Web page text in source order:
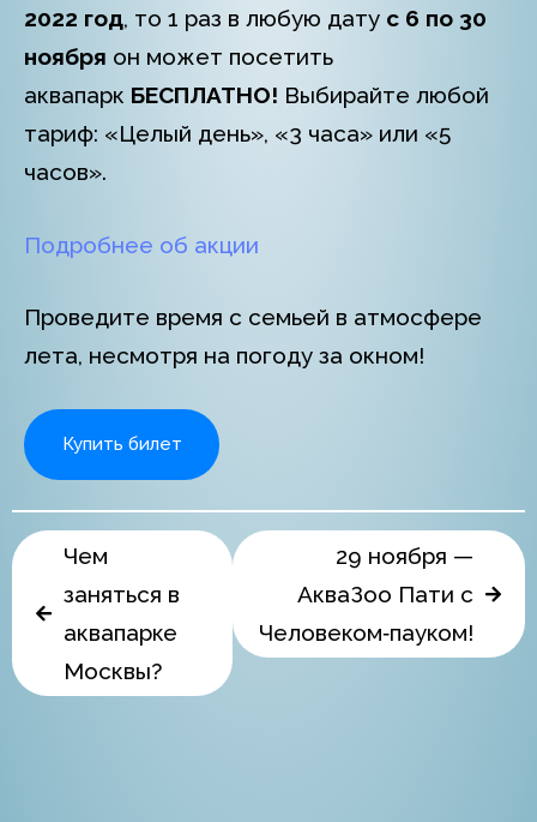
2022 год, то 1 раз в любую дату с 6 по 30
ноября он может посетить
аквапарк БЕСПЛАТНО! Выбирайте любой
тариф: «Целый день», «3 часа» или «5
часов».
Подробнее об акции
Проведите время с семьей в атмосфере
лета, несмотря на погоду за окном!
Купить билет
Чем
заняться в
аквапарке
Москвы?
29 ноября —
АкваЗоо Пати с
Человеком‑пауком!